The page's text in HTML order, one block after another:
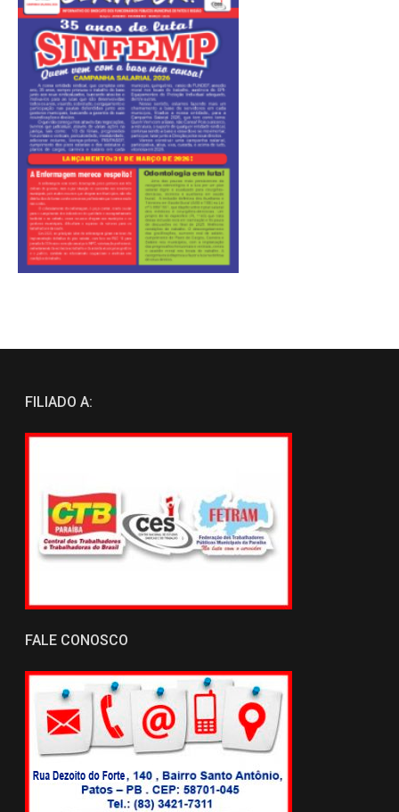
FILIADO A:
FALE CONOSCO